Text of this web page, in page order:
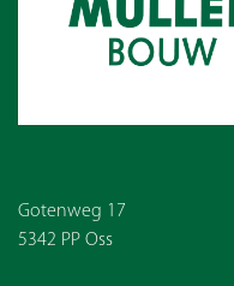
Gotenweg 17
5342 PP Oss